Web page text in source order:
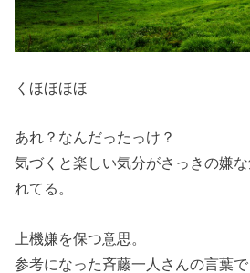
くほほほほ
あれ？なんだったっけ？
気づくと楽しい気分がさっきの嫌
れてる。
上機嫌を保つ意思。
参考になった斉藤一人さんの言葉で